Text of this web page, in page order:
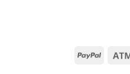
PayPal